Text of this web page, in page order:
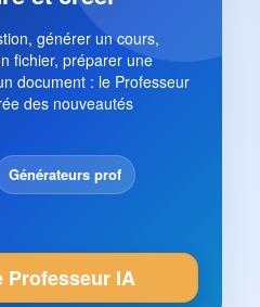
générer un cours,
fichier, préparer une
document : le Professeur
des nouveautés
Générateurs prof
Professeur IA